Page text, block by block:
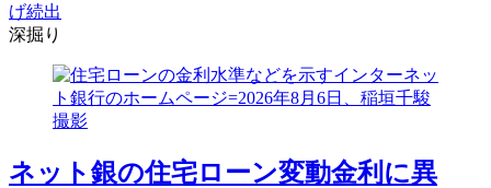
げ続出
深掘り
ネット銀の住宅ローン変動金利に異